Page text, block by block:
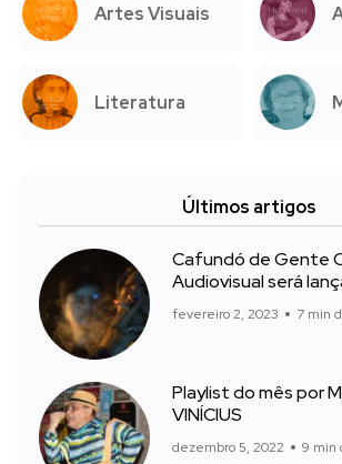
Artes Visuais
Literatura
Últimos artigos
Cafundó de Gente
Audiovisual será
fevereiro 2, 2023 7 min
Playlist do mês por
VINÍCIUS
dezembro 5, 2022 9 min